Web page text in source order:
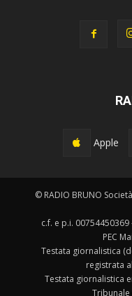
Apple
© RADIO BRUNO
c.f. e p.i. 00754450369
PEC
Testata giornalistica
registrata
Testata giornalistica